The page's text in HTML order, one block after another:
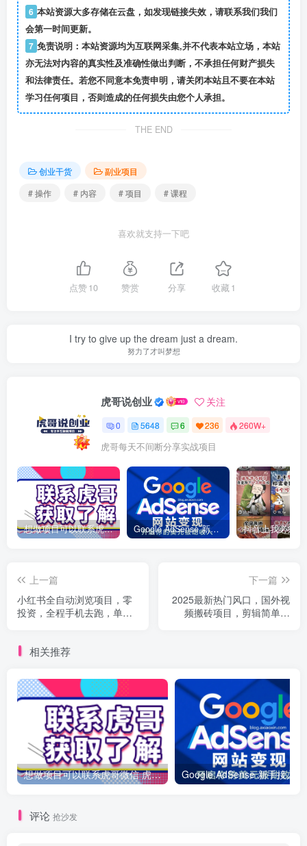
6 本站资源大多存储在云盘，如发现链接失效，请联系我们我们
会第一时间更新。
7 免责说明：本站资源均为互联网采集,并不代表本站立场，本站
亦无法对内容的真实性及准确性做出判断，不承担任何财产损失
和法律责任。若您不同意本免责申明，请关闭本站且不要在本站
学习任何项目，否则造成的任何损失由您个人承担。
THE END
创业干货
副业项目
# 操作
# 内容 # 项目 # 课程
喜欢就支持一下吧
点赞10 赞赏 分享 收藏1
I try to give up the dream just a dream.
努力了才叫梦想
虎哥说创业 关注
0 5648 6 236 260W+
虎哥每天不间断分享实战项目
想做项目可以联系虎哥微信 虎哥一对一解答并且远程视频教学 Google AdSense 新手接入教程：虎哥手把手教你用网站赚取美元收入
上一篇
小红书全自动浏览项目，零
投资，全程手机去跑，单账
下一篇
2025最新热门风口，国外视
频搬砖项目，剪辑简单去
相关推荐
想做项目可以联系虎哥微信 虎哥一对一解答并且远程视频教学
评论 抢沙发